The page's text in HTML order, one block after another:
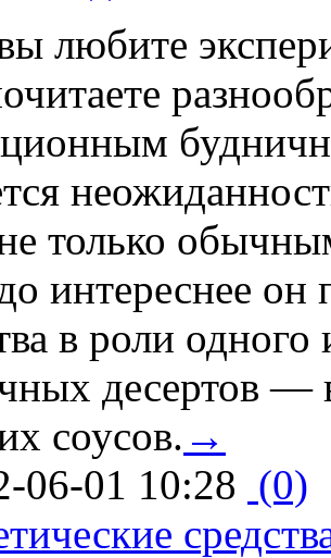
любите
только
интереснее он
в роли
десертов —
соусов. →
06-01 10:28 (0)